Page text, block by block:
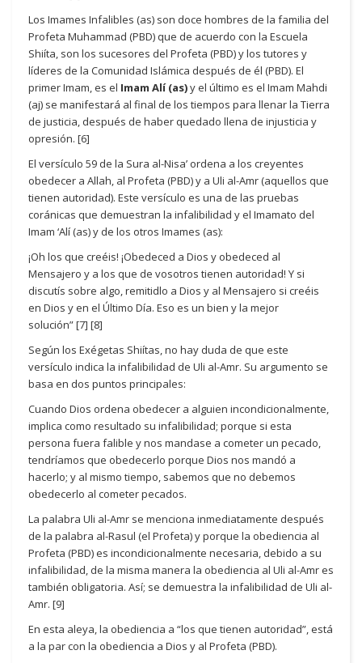
Los Imames Infalibles (as) son doce hombres de la familia del
Profeta Muhammad (PBD) que de acuerdo con la Escuela
Shiíta, son los sucesores del Profeta (PBD) y los tutores y
líderes de la Comunidad Islámica después de él (PBD). El
primer Imam, es el Imam Alí (as)y el último es el Imam Mahdi
(aj) se manifestará al final de los tiempos para llenar la Tierra
de justicia, después de haber quedado llena de injusticia y
opresión. [6]
El versículo 59 de la Sura al-Nisa’ ordena a los creyentes
obedecer a Allah, al Profeta (PBD) y a Uli al-Amr (aquellos que
tienen autoridad). Este versículo es una de las pruebas
coránicas que demuestran la infalibilidad y el Imamato del
Imam ‘Alí (as) y de los otros Imames (as):
¡Oh los que creéis! ¡Obedeced a Dios y obedeced al
Mensajero y a los que de vosotros tienen autoridad! Y si
discutís sobre algo, remitidlo a Dios y al Mensajero si creéis
en Dios y en el Último Día. Eso es un bien y la mejor
solución” [7] [8]
Según los Exégetas Shiítas, no hay duda de que este
versículo indica la infalibilidad de Uli al-Amr. Su argumento se
basa en dos puntos principales:
Cuando Dios ordena obedecer a alguien incondicionalmente,
implica como resultado su infalibilidad; porque si esta
persona fuera falible y nos mandase a cometer un pecado,
tendríamos que obedecerlo porque Dios nos mandó a
hacerlo; y al mismo tiempo, sabemos que no debemos
obedecerlo al cometer pecados.
La palabra Uli al-Amr se menciona inmediatamente después
de la palabra al-Rasul (el Profeta) y porque la obediencia al
Profeta (PBD) es incondicionalmente necesaria, debido a su
infalibilidad, de la misma manera la obediencia al Uli al-Amr es
también obligatoria. Así; se demuestra la infalibilidad de Uli al-
Amr. [9]
En esta aleya, la obediencia a “los que tienen autoridad”, está
a la par con la obediencia a Dios y al Profeta (PBD).